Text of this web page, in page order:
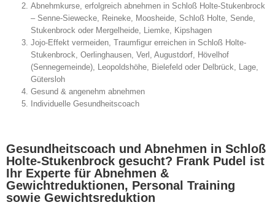
Abnehmkurse, erfolgreich abnehmen in Schloß Holte-Stukenbrock
– Senne-Siewecke, Reineke, Moosheide, Schloß Holte, Sende,
Stukenbrock oder Mergelheide, Liemke, Kipshagen
Jojo-Effekt vermeiden, Traumfigur erreichen in Schloß Holte-
Stukenbrock, Oerlinghausen, Verl, Augustdorf, Hövelhof
(Sennegemeinde), Leopoldshöhe, Bielefeld oder Delbrück, Lage,
Gütersloh
Gesund & angenehm abnehmen
Individuelle Gesundheitscoach
Gesundheitscoach und Abnehmen in Schloß
Holte-Stukenbrock gesucht? Frank Pudel ist
Ihr Experte für Abnehmen &
Gewichtreduktionen, Personal Training
sowie Gewichtsreduktion